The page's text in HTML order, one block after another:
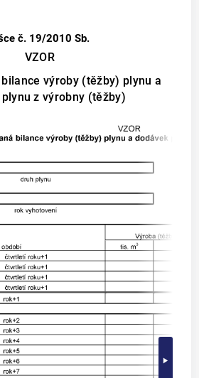
č. 19/2010 Sb.
VZOR
výroby (těžby) plynu a
z výrobny (těžby)